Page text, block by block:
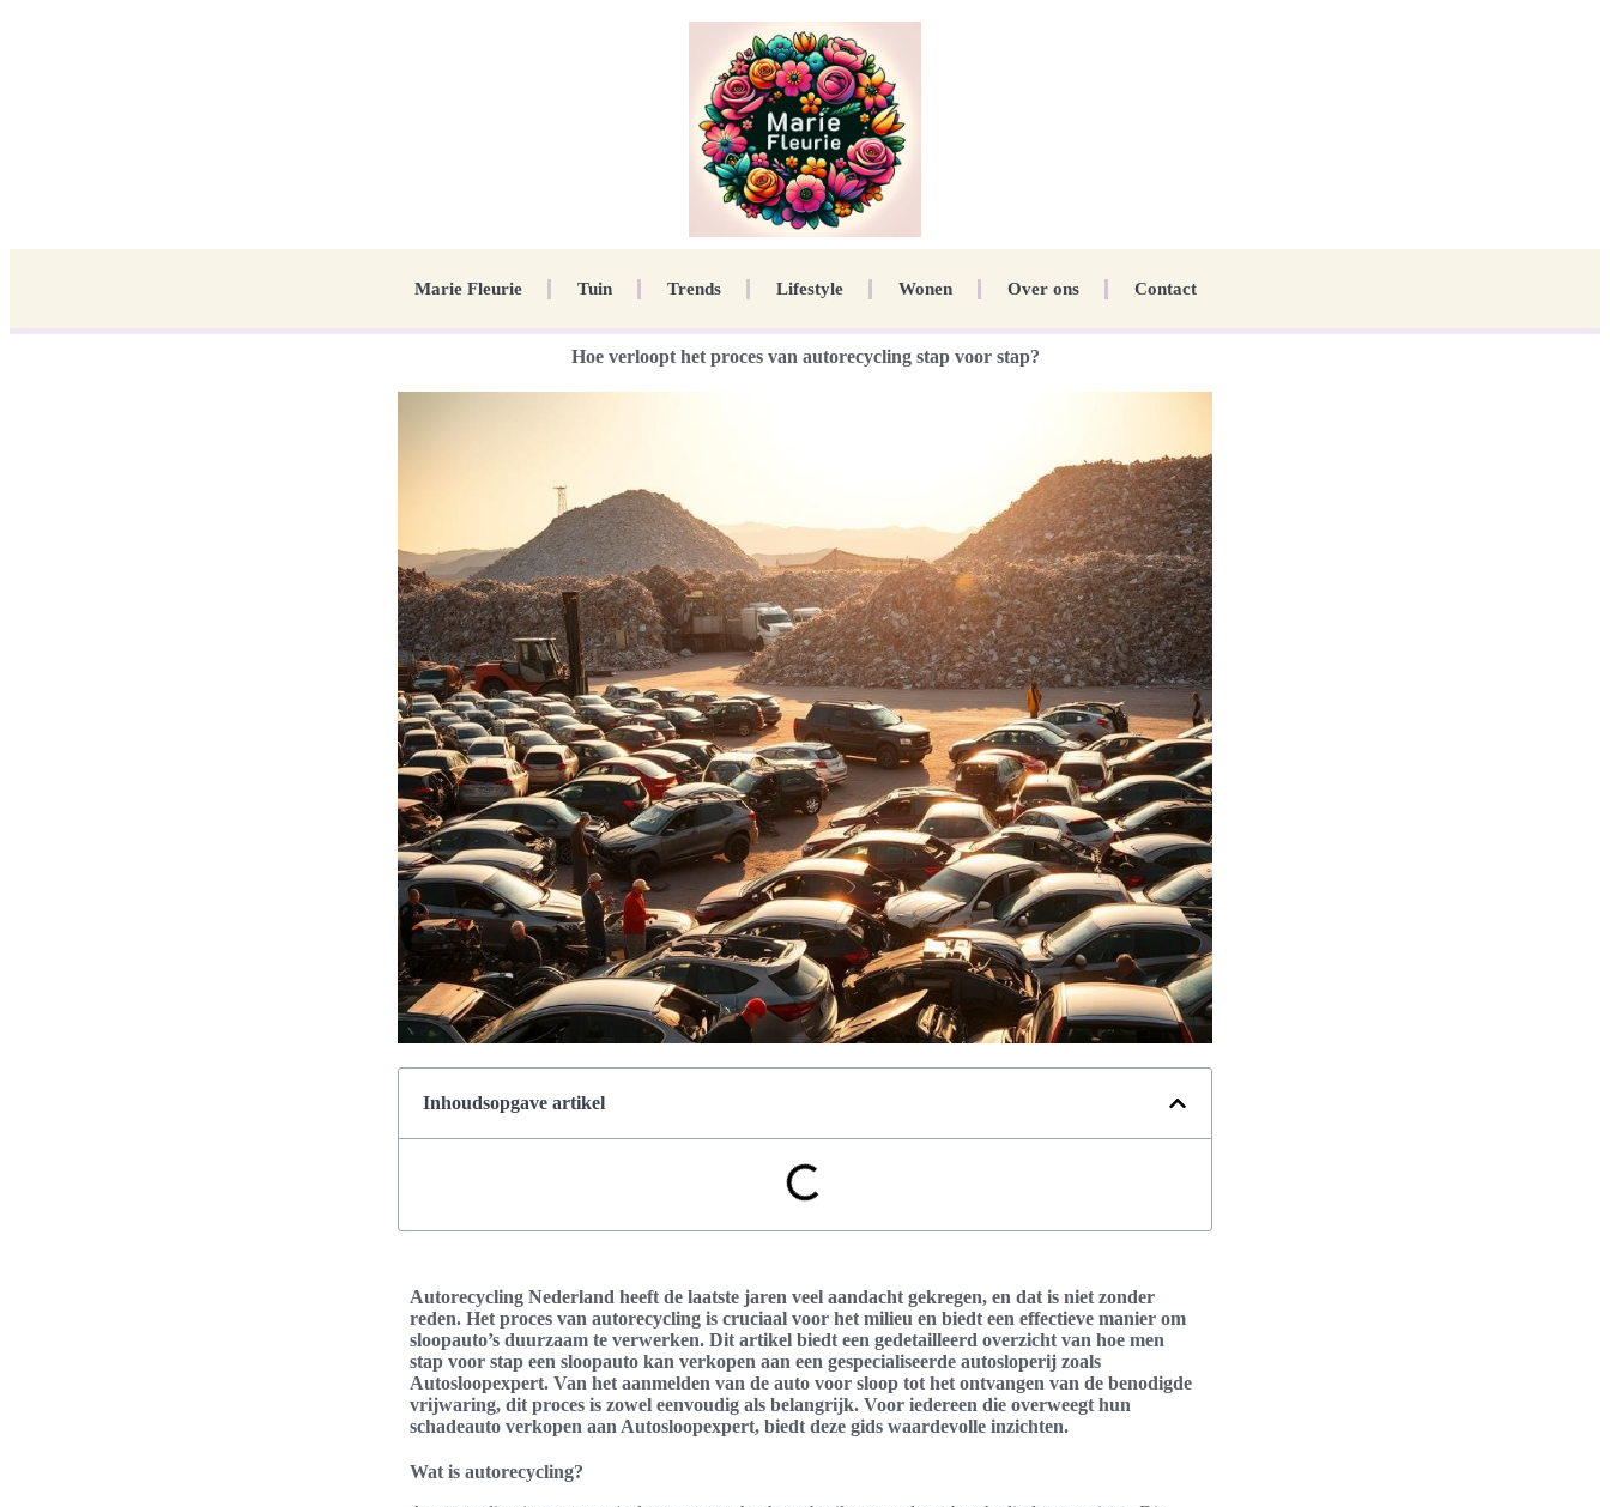
Marie Fleurie Tuin Trends Lifestyle Wonen Over ons Contact
Hoe verloopt het proces van autorecycling stap voor stap?
Inhoudsopgave artikel
Autorecycling Nederland heeft de laatste jaren veel aandacht gekregen, en dat is niet zonder
reden. Het proces van autorecycling is cruciaal voor het milieu en biedt een effectieve manier om
sloopauto’s duurzaam te verwerken. Dit artikel biedt een gedetailleerd overzicht van hoe men
stap voor stap een sloopauto kan verkopen aan een gespecialiseerde autosloperij zoals
Autosloopexpert. Van het aanmelden van de auto voor sloop tot het ontvangen van de benodigde
vrijwaring, dit proces is zowel eenvoudig als belangrijk. Voor iedereen die overweegt hun
schadeauto verkopen aan Autosloopexpert, biedt deze gids waardevolle inzichten.
Wat is autorecycling?